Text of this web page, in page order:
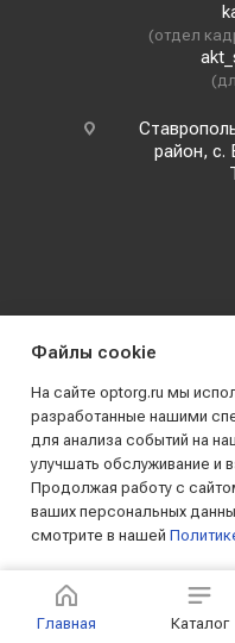
(отдел
район, с.
2019 - 2026 © АО
Все
Файлы cookie
На сайте optorg.ru мы
разработанные нашими
для анализа событий на
улучшать обслуживание и
Продолжая работу с
ваших персональных
смотрите в нашей
ПРИНИМАЮ
Главная Каталог